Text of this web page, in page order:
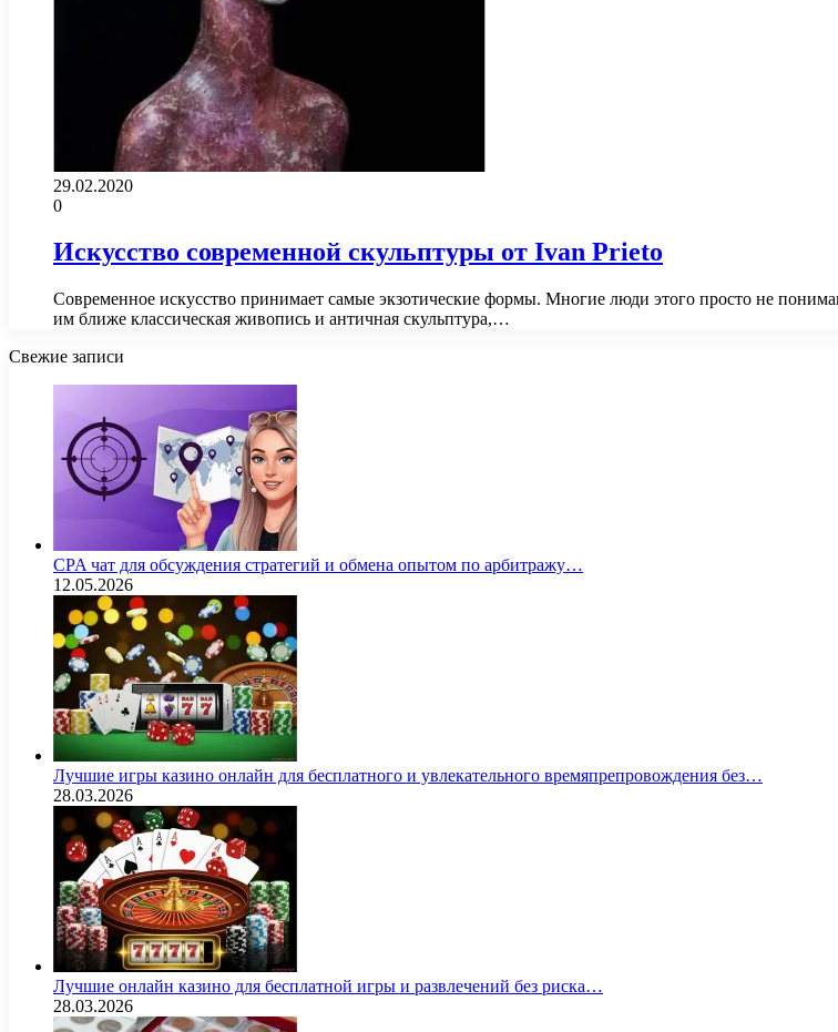
29.02.2020
0
Искусство современной скульптуры от Ivan Prieto
Современное искусство принимает самые экзотические формы. Многие люди этого просто не
им ближе классическая живопись и античная скульптура,…
Свежие записи
CPA чат для обсуждения стратегий и обмена опытом по арбитражу…
12.05.2026
Лучшие игры казино онлайн для бесплатного и увлекательного времяпрепровождения без…
28.03.2026
Лучшие онлайн казино для бесплатной игры и развлечений без риска…
28.03.2026